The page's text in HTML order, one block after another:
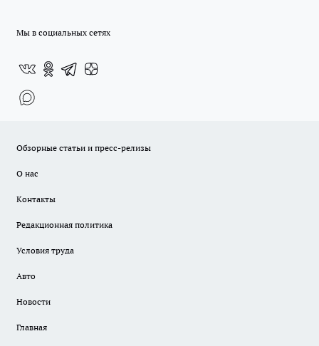
Мы в социальных сетях
Обзорные статьи и пресс-релизы
О нас
Контакты
Редакционная политика
Условия труда
Авто
Новости
Главная